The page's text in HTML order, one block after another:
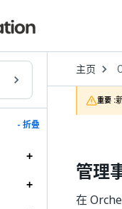
- 折叠
主页
to
重要 :
管理
在